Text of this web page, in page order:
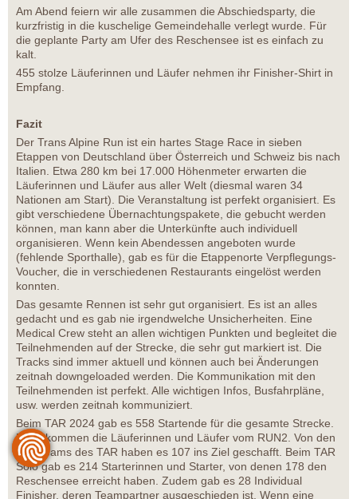
Am Abend feiern wir alle zusammen die Abschiedsparty, die
kurzfristig in die kuschelige Gemeindehalle verlegt wurde. Für
die geplante Party am Ufer des Reschensee ist es einfach zu
kalt.
455 stolze Läuferinnen und Läufer nehmen ihr Finisher-Shirt in
Empfang.
Fazit
Der Trans Alpine Run ist ein hartes Stage Race in sieben
Etappen von Deutschland über Österreich und Schweiz bis nach
Italien. Etwa 280 km bei 17.000 Höhenmeter erwarten die
Läuferinnen und Läufer aus aller Welt (diesmal waren 34
Nationen am Start). Die Veranstaltung ist perfekt organisiert. Es
gibt verschiedene Übernachtungspakete, die gebucht werden
können, man kann aber die Unterkünfte auch individuell
organisieren. Wenn kein Abendessen angeboten wurde
(fehlende Sporthalle), gab es für die Etappenorte Verpflegungs-
Voucher, die in verschiedenen Restaurants eingelöst werden
konnten.
Das gesamte Rennen ist sehr gut organisiert. Es ist an alles
gedacht und es gab nie irgendwelche Unsicherheiten. Eine
Medical Crew steht an allen wichtigen Punkten und begleitet die
Teilnehmenden auf der Strecke, die sehr gut markiert ist. Die
Tracks sind immer aktuell und können auch bei Änderungen
zeitnah downgeloaded werden. Die Kommunikation mit den
Teilnehmenden ist perfekt. Alle wichtigen Infos, Busfahrpläne,
usw. werden zeitnah kommuniziert.
Beim TAR 2024 gab es 558 Startende für die gesamte Strecke.
Dazu kommen die Läuferinnen und Läufer vom RUN2. Von den
172 Teams des TAR haben es 107 ins Ziel geschafft. Beim TAR
Solo gab es 214 Starterinnen und Starter, von denen 178 den
Reschensee erreicht haben. Zudem gab es 28 Individual
Finisher, deren Teampartner ausgeschieden ist. Wenn eine